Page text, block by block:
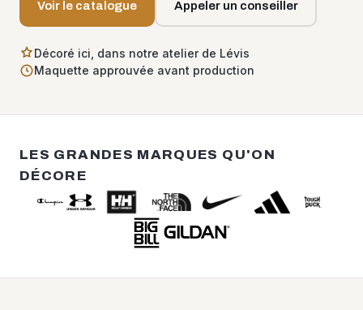
Voir le catalogue Appeler un conseiller
Décoré ici, dans notre atelier de Lévis
Maquette approuvée avant production
LES GRANDES MARQUES QU'ON
DÉCORE